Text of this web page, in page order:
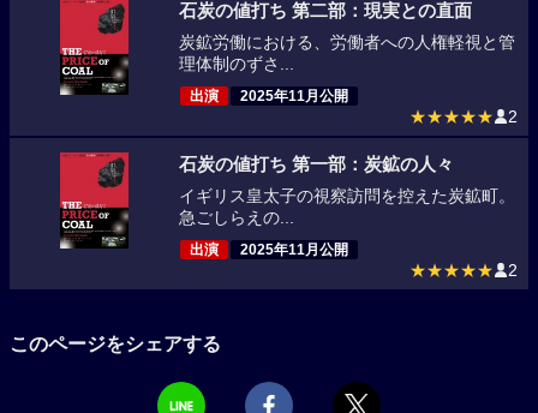
石炭の値打ち 第二部：現実との直面
炭鉱労働における、労働者への人権軽視と管
理体制のずさ...
出演 2025年11月公開
★★★★★ 2
石炭の値打ち 第一部：炭鉱の人々
イギリス皇太子の視察訪問を控えた炭鉱町。
急ごしらえの...
出演 2025年11月公開
★★★★★ 2
このページをシェアする